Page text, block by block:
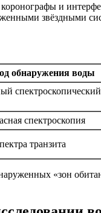
и
звёздными
обнаружения воды
спектроскопический
спектроскопия
транзита
«зон